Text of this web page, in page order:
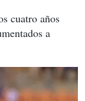
cuatro años
a